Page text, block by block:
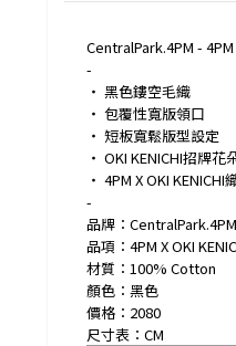
CentralPark.4PM -
-
‧ 黑色鏤空毛織
‧ 包覆性寬版領口
‧ 短板寬鬆版型設定
‧ OKI KENICHI招牌花
‧ 4PM X OKI KENICHI
-
品牌：CentralPark.4PM
品項：4PM X OKI
材質：100% Cotton
顏色：黑色
價格：2080
尺寸表：CM